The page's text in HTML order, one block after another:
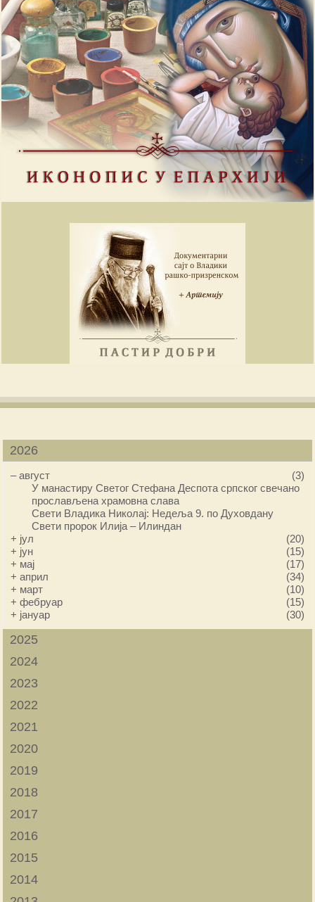
2026
–август
(3)
У манастиру Светог Стефана Деспота српског свечано
прослављена храмовна слава
Свети Владика Николај: Недеља 9. по Духовдану
Свети пророк Илија – Илиндан
+ јул
(20)
+ јун
(15)
+ мај
(17)
+април
(34)
+ март
(10)
+фебруар
(15)
+ јануар (30)
2025
2024
2023
2022
2021
2020
2019
2018
2017
2016
2015
2014